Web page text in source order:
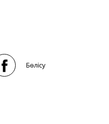
Бөлісу